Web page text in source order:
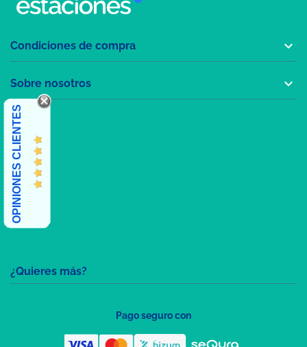
¿Quieres más?
Condiciones de compra 
Sobre nosotros 
OPINIONES CLIENTES
Pago seguro con